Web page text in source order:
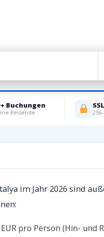
Buchungen
Reisende
im Jahr 2026 sind
pro Person (Hin- und